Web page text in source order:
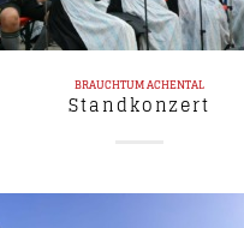
BRAUCHTUMACHENTAL
Standkonzert